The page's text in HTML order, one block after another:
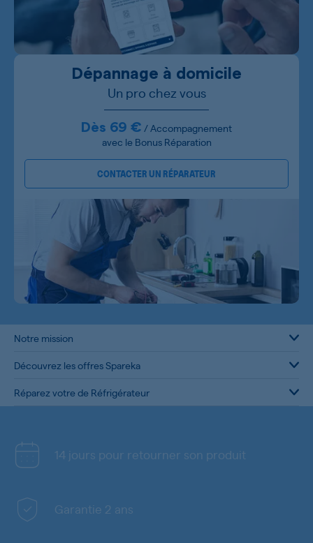
Dépannage à domicile
Un pro chez vous
Dès 69 € / Accompagnement
avec le Bonus Réparation
CONTACTER UN RÉPARATEUR
Notre mission
Découvrez les offres Spareka
Réparez votre de Réfrigérateur
14 jours pour retourner son produit
Garantie 2 ans